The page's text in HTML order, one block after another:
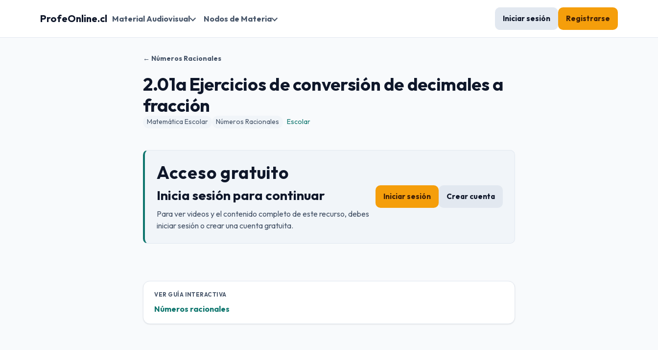
ProfeOnline.cl Material Audiovisual Nodos de Materia Iniciar sesión Registrarse
← Números Racionales
2.01a Ejercicios de conversión de decimales a
fracción
Matemática Escolar Números Racionales Escolar
Acceso gratuito
Inicia sesión para continuar
Para ver videos y el contenido completo de este recurso, debes
iniciar sesión o crear una cuenta gratuita.
Iniciar sesión Crear cuenta
VER GUÍA INTERACTIVA
Números racionales